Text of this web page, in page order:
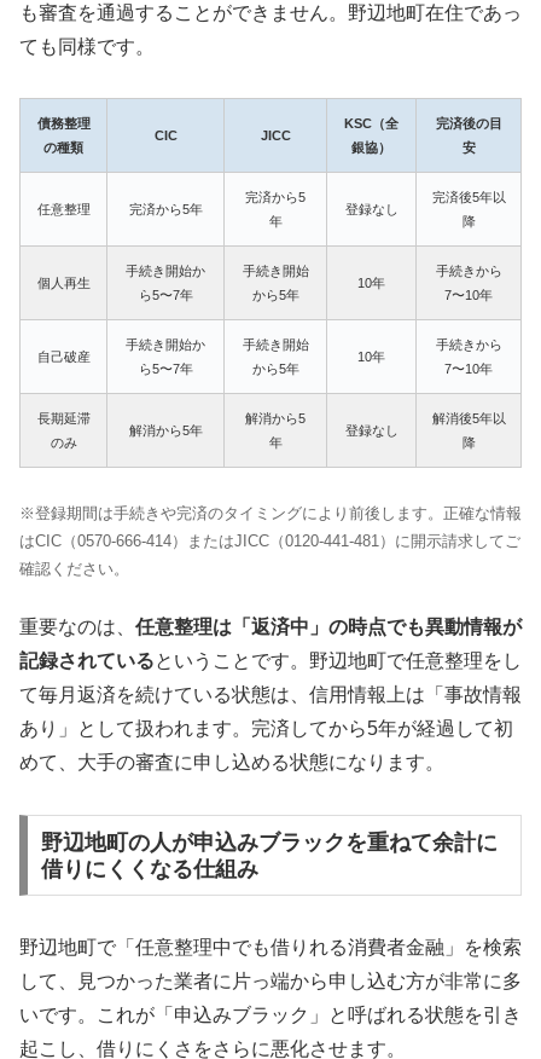
も審査を通過することができません。野辺地町在住であっ
ても同様です。
債務整理
の種類
CIC JICC
KSC（全
銀協）
完済後の目
安
任意整理 完済から5年
完済から5
年
登録なし
完済後5年以
降
個人再生
手続き開始か
ら5〜7年
手続き開始
から5年
10年
手続きから
7〜10年
自己破産
手続き開始か
ら5〜7年
手続き開始
から5年
10年
手続きから
7〜10年
長期延滞
のみ
解消から5年
解消から5
年
登録なし
解消後5年以
降
※登録期間は手続きや完済のタイミングにより前後します。正確な情報
はCIC（0570-666-414）またはJICC（0120-441-481）に開示請求してご
確認ください。
重要なのは、 任意整理は「返済中」の時点でも異動情報が
記録されているということです。野辺地町で任意整理をし
て毎月返済を続けている状態は、信用情報上は「事故情報
あり」として扱われます。完済してから5年が経過して初
めて、大手の審査に申し込める状態になります。
野辺地町の人が申込みブラックを重ねて余計に
借りにくくなる仕組み
野辺地町で「任意整理中でも借りれる消費者金融」を検索
して、見つかった業者に片っ端から申し込む方が非常に多
いです。これが「申込みブラック」と呼ばれる状態を引き
起こし、借りにくさをさらに悪化させます。